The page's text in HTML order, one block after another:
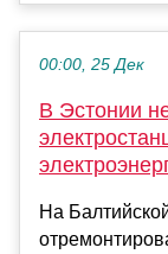
00:00, 25 Дек
В Эстонии
На